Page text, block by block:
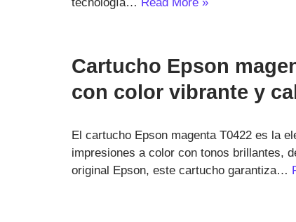
Cartucho Epson
con color vibrante y
El cartucho Epson magenta T0422 es la
impresiones a color con tonos brillantes,
original Epson, este cartucho garantiza…